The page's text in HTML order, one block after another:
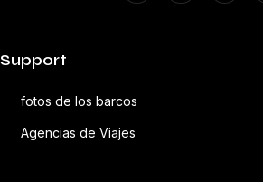
Support
fotos de los barcos
Agencias de Viajes